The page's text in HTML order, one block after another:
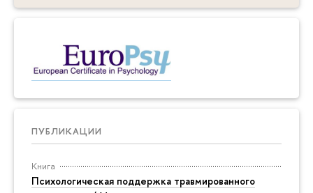
ПУБЛИКАЦИИ
Книга
Психологическая поддержка травмированного